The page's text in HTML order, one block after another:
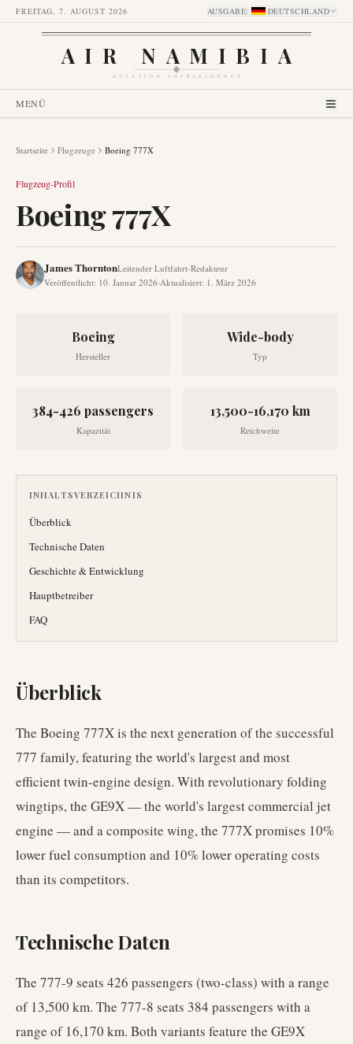
FREITAG, 7. AUGUST 2026 AUSGABE: DEUTSCHLAND
AIR NAMIBIA
AVIATION INTELLIGENCE
MENÜ
Startseite Flugzeuge Boeing 777X
Flugzeug-Profil
Boeing 777X
James ThorntonLeitender Luftfahrt-Redakteur
Veröffentlicht: 10. Januar 2026·Aktualisiert: 1. März 2026
Boeing
Hersteller
Wide-body
Typ
384-426 passengers
Kapazität
13,500-16,170 km
Reichweite
INHALTSVERZEICHNIS
Überblick
Technische Daten
Geschichte & Entwicklung
Hauptbetreiber
FAQ
Überblick
The Boeing 777X is the next generation of the successful
777 family, featuring the world's largest and most
efficient twin-engine design. With revolutionary folding
wingtips, the GE9X — the world's largest commercial jet
engine — and a composite wing, the 777X promises 10%
lower fuel consumption and 10% lower operating costs
than its competitors.
Technische Daten
The 777-9 seats 426 passengers (two-class) with a range
of 13,500 km. The 777-8 seats 384 passengers with a
range of 16,170 km. Both variants feature the GE9X